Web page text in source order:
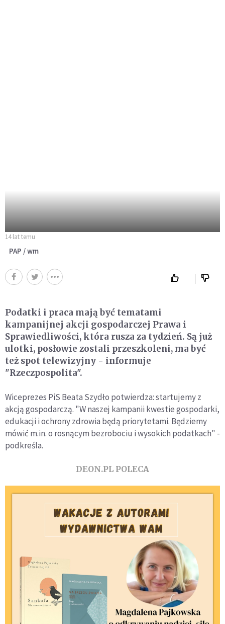
14 lat temu
PAP / wm
Podatki i praca mają być tematami
kampanijnej akcji gospodarczej Prawa i
Sprawiedliwości, która rusza za tydzień. Są już
ulotki, posłowie zostali przeszkoleni, ma być
też spot telewizyjny - informuje
"Rzeczpospolita".
Wiceprezes PiS Beata Szydło potwierdza: startujemy z
akcją gospodarczą. "W naszej kampanii kwestie gospodarki,
edukacji i ochrony zdrowia będą priorytetami. Będziemy
mówić m.in. o rosnącym bezrobociu i wysokich podatkach" -
podkreśla.
DEON.PL POLECA